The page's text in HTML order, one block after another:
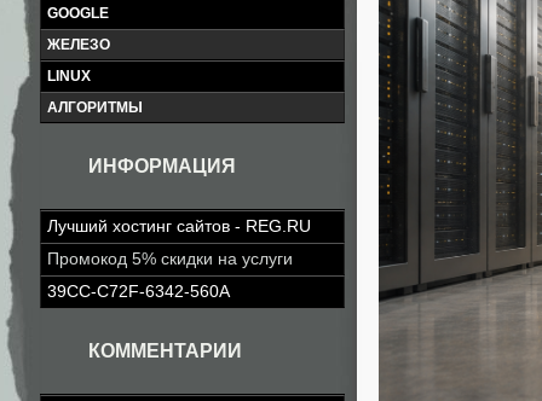
GOOGLE
ЖЕЛЕЗО
LINUX
АЛГОРИТМЫ
ИНФОРМАЦИЯ
Лучший хостинг сайтов - REG.RU
Промокод 5% скидки на услуги
39CC-C72F-6342-560A
КОММЕНТАРИИ